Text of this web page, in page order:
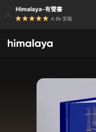
Himalaya-有聲書
4.8k 安裝